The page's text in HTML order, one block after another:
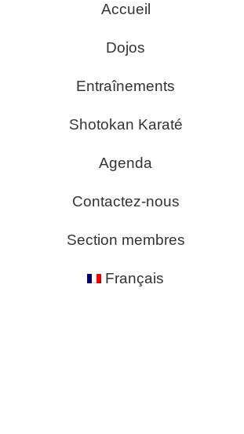
Accueil
Dojos
Entraînements
Shotokan Karaté
Agenda
Contactez-nous
Section membres
Français